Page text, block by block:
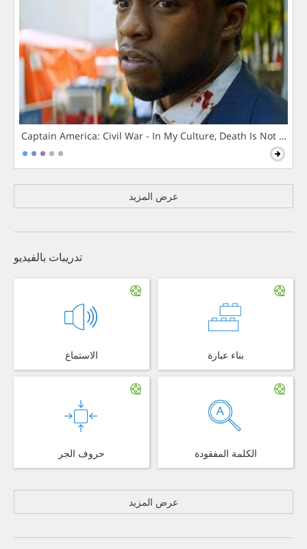
Captain America: Civil War - In My Culture, Death Is Not The
عرض المزيد
تدريبات بالفيديو
الاستماع بناء عبارة
حروف الجر الكلمة المفقودة
عرض المزيد